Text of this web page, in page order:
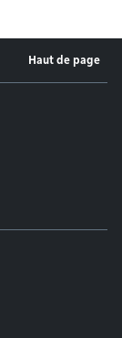
Haut de page